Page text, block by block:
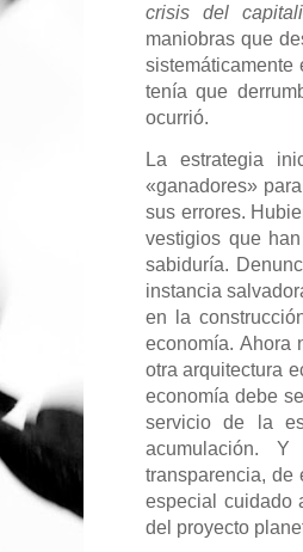
crisis del
maniobras que
sistemáticamente
tenía que
ocurrió.
La estrategia
«ganadores»
sus errores.
vestigios que
sabiduría.
instancia
en la
economía. Ahora
otra arquitectura
economía debe
servicio de la
acumulación.
transparencia, de
especial cuidado
del proyecto